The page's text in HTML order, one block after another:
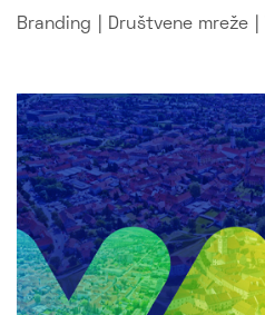
Branding Društvene mreže